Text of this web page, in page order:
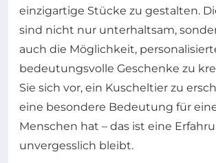
einzigartige Stücke zu gestalten.
sind nicht nur unterhaltsam,
auch die Möglichkeit,
bedeutungsvolle Geschenke zu
Sie sich vor, ein Kuscheltier zu
eine besondere Bedeutung für
Menschen hat – das ist eine
unvergesslich bleibt.